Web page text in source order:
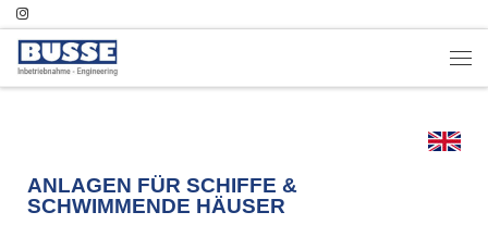
Zum Inhalt springen
ANLAGEN FÜR SCHIFFE &
SCHWIMMENDE HÄUSER